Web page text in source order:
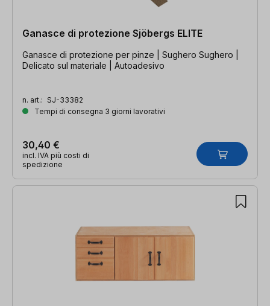
Ganasce di protezione Sjöbergs ELITE
Ganasce di protezione per pinze | Sughero Sughero |
Delicato sul materiale | Autoadesivo
n. art.: SJ-33382
Tempi di consegna 3 giorni lavorativi
30,40 €
incl. IVA più costi di
spedizione